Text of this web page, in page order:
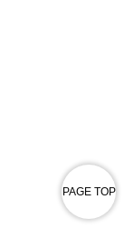
PAGE TOP